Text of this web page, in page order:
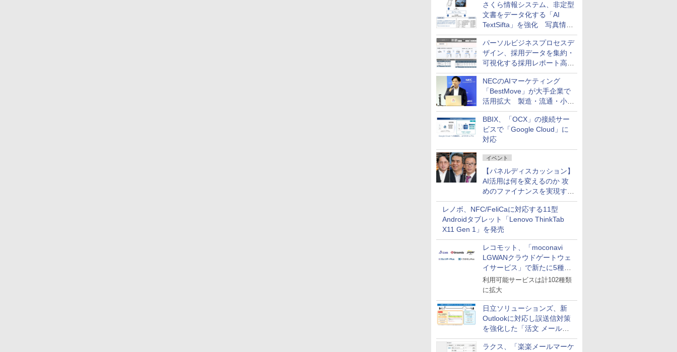
練するプログラムを提供
さくら情報システム、非定型
文書をデータ化する「AI
TextSifta」を強化 写真情報
のデータ化などに対応
パーソルビジネスプロセスデ
ザイン、採用データを集約・
可視化する採用レポート高速
化サービスを提供
NECのAIマーケティング
「BestMove」が大手企業で
活用拡大 製造・流通・小売
企業・広告代理店などが実装
フェーズへ
BBIX、「OCX」の接続サー
ビスで「Google Cloud」に
対応
イベント
【パネルディスカッション】
AI活用は何を変えるのか 攻
めのファイナンスを実現する
業務設計とマインドセット変
革
レノボ、NFC/FeliCaに対応する11型
Androidタブレット「Lenovo ThinkTab
X11 Gen 1」を発売
レコモット、「moconavi
LGWANクラウドゲートウェ
イサービス」で新たに5種類
のサービスと連携開始
利用可能サービスは計102種類
に拡大
日立ソリューションズ、新
Outlookに対応し誤送信対策
を強化した「活文 メール誤
送信防止アドインサービス」
を提供
ラクス、「楽楽メールマーケ